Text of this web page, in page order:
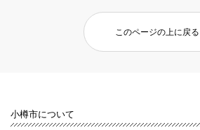
このページの上に戻る
小樽市について